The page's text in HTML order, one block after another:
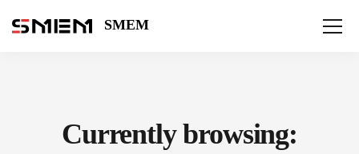
SMEM
Currently browsing: